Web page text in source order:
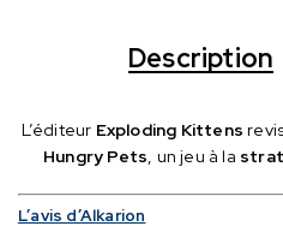
Description
L’éditeur Exploding Kittens
Hungry Pets, un jeu à la
L’avis d’Alkarion